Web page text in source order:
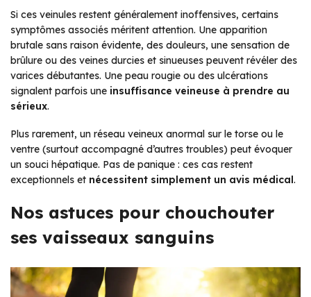
Si ces veinules restent généralement inoffensives, certains
symptômes associés méritent attention. Une apparition
brutale sans raison évidente, des douleurs, une sensation de
brûlure ou des veines durcies et sinueuses peuvent révéler des
varices débutantes. Une peau rougie ou des ulcérations
signalent parfois une insuffisance veineuse à prendre au
sérieux.
Plus rarement, un réseau veineux anormal sur le torse ou le
ventre (surtout accompagné d’autres troubles) peut évoquer
un souci hépatique. Pas de panique : ces cas restent
exceptionnels et nécessitent simplement un avis médical.
Nos astuces pour chouchouter
ses vaisseaux sanguins